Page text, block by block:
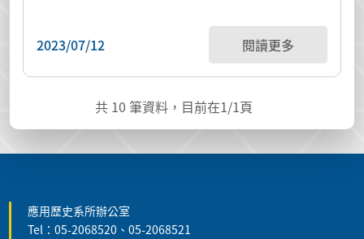
2023/07/12 閱讀更多
共 10 筆資料，目前在1/1頁
應用歷史系所辦公室
Tel：05-2068520、05-2068521